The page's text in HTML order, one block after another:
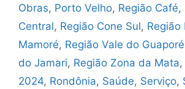
Obras, Porto Velho, Região Café,
Central, Região Cone Sul, Região
Mamoré, Região Vale do Guaporé
do Jamari, Região Zona da Mata,
2024, Rondônia, Saúde, Serviço,